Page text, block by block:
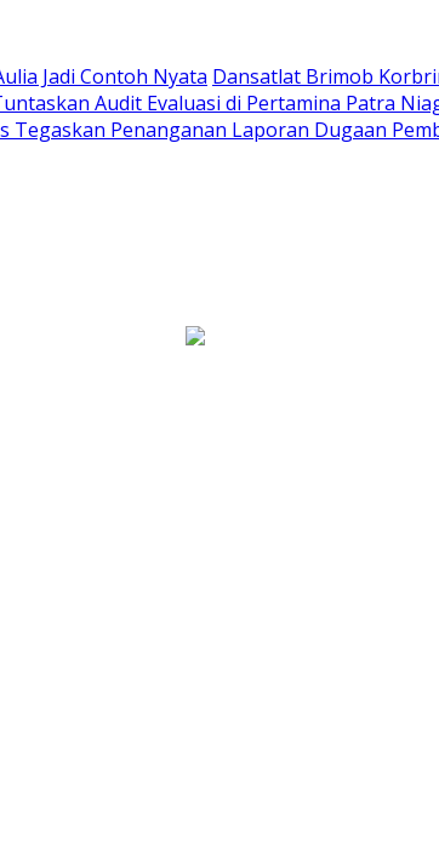
Jadi Contoh Nyata Dansatlat Brimob
Audit Evaluasi di Pertamina Patra
Tegaskan Penanganan Laporan Dugaan